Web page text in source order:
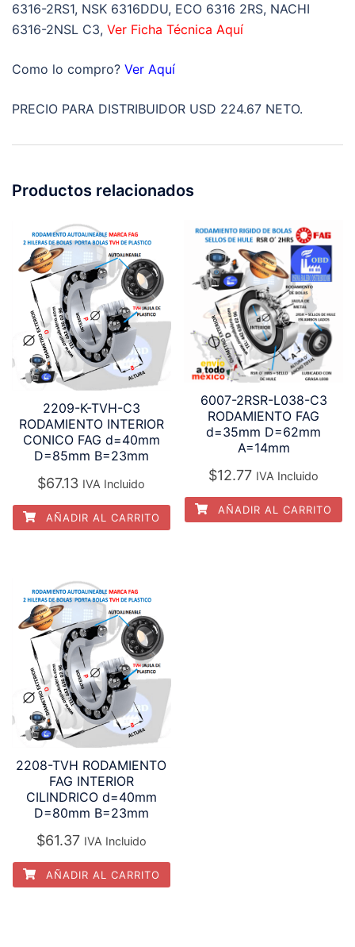
6316-2RS1, NSK 6316DDU, ECO 6316 2RS, NACHI
6316-2NSL C3, Ver Ficha Técnica Aquí
Como lo compro? Ver Aquí
PRECIO PARA DISTRIBUIDOR USD 224.67 NETO.
Productos relacionados
2209-K-TVH-C3
RODAMIENTO INTERIOR
CONICO FAG d=40mm
D=85mm B=23mm
$67.13 IVA Incluido
AÑADIR AL CARRITO
6007-2RSR-L038-C3
RODAMIENTO FAG
d=35mm D=62mm
A=14mm
$12.77 IVA Incluido
AÑADIR AL CARRITO
2208-TVH RODAMIENTO
FAG INTERIOR
CILINDRICO d=40mm
D=80mm B=23mm
$61.37 IVA Incluido
AÑADIR AL CARRITO